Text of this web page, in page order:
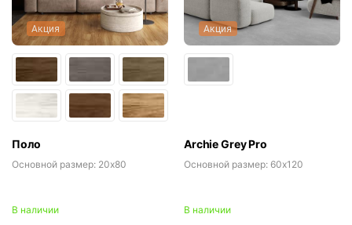
Акция
Поло
Основной размер: 20x80
В наличии
Акция
Archie Grey Pro
Основной размер: 60x120
В наличии